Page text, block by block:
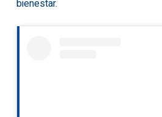
bienestar.